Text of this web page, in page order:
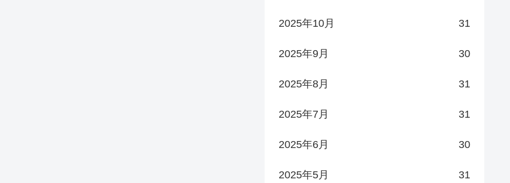
2025年10月 31
2025年9月 30
2025年8月 31
2025年7月 31
2025年6月 30
2025年5月 31